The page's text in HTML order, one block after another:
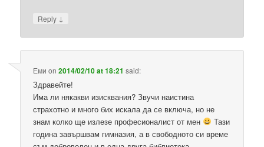
Reply ↓
Еми on2014/02/10 at 18:21 said:
Здравейте!
Има ли някакви изисквания? Звучи наистина
страхотно и много бих искала да се включа, но не
знам колко ще излезе професионалист от мен
Тази
година завършвам гимназия, а в свободното си време